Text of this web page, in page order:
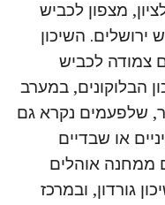
מצפון לכביש
ירושלים. השיכון
צמודה לכביש
הבלוקונים, במערב
שלפעמים נקרא גם
או שבדיים
ממחנה אוהלים
גורדון, ובמרכז